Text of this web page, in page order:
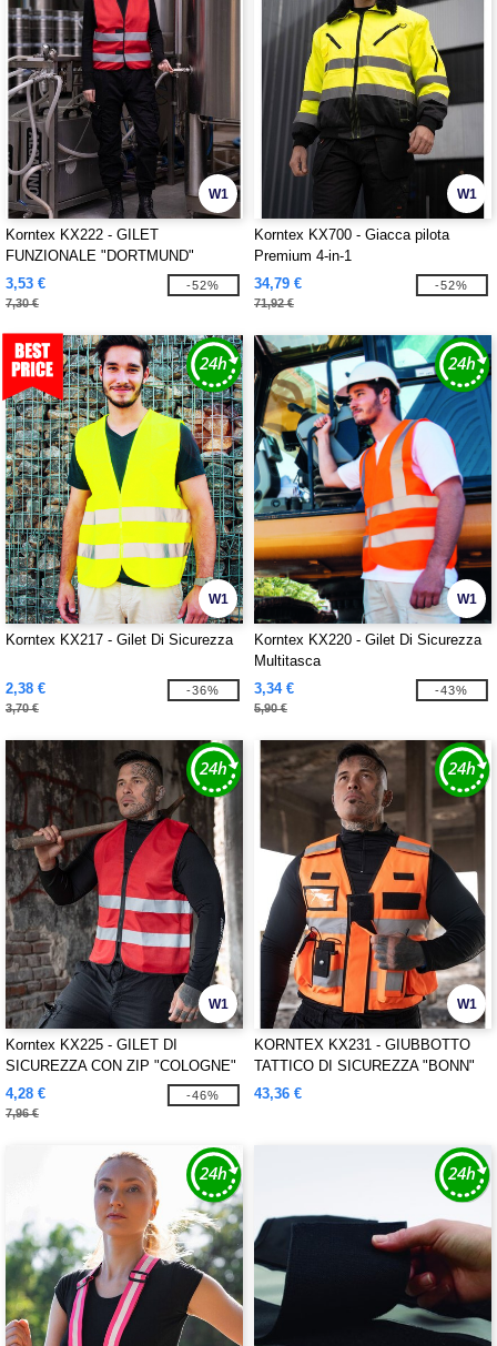
W1
Korntex KX222 - GILET
FUNZIONALE "DORTMUND"
3,53 €
7,30 €
-52%
W1
Korntex KX700 - Giacca pilota
Premium 4-in-1
34,79 €
71,92 €
-52%
W1
Korntex KX217 - Gilet Di Sicurezza
2,38 €
3,70 €
-36%
W1
Korntex KX220 - Gilet Di Sicurezza
Multitasca
3,34 €
5,90 €
-43%
W1
Korntex KX225 - GILET DI
SICUREZZA CON ZIP "COLOGNE"
4,28 €
7,96 €
-46%
W1
KORNTEX KX231 - GIUBBOTTO
TATTICO DI SICUREZZA "BONN"
43,36 €